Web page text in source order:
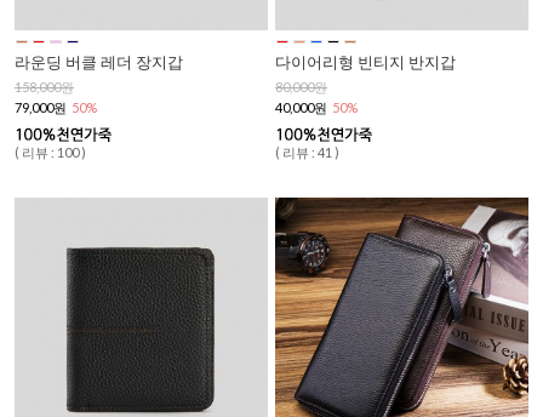
라운딩 버클 레더 장지갑
158,000원
79,000원 50%
( 리뷰 : 100 )
다이어리형 빈티지 반지갑
80,000원
40,000원 50%
( 리뷰 : 41 )